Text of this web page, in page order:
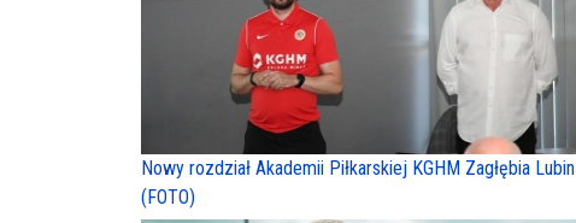
Nowy rozdział Akademii Piłkarskiej KGHM Zagłębia Lubin
(FOTO)